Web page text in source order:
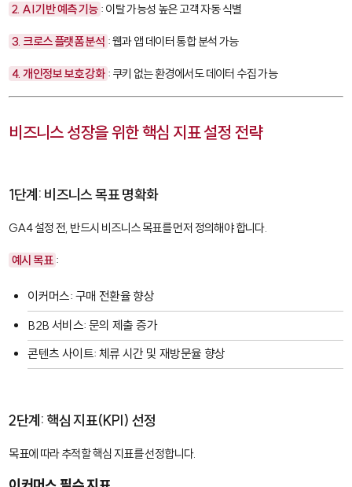
2. AI 기반 예측 기능 : 이탈 가능성 높은 고객 자동 식별
3. 크로스 플랫폼 분석 : 웹과 앱 데이터 통합 분석 가능
4. 개인정보 보호 강화 : 쿠키 없는 환경에서도 데이터 수집 가능
비즈니스 성장을 위한 핵심 지표 설정 전략
1단계: 비즈니스 목표 명확화
GA4 설정 전, 반드시 비즈니스 목표를 먼저 정의해야 합니다.
예시 목표 :
이커머스: 구매 전환율 향상
B2B 서비스: 문의 제출 증가
콘텐츠 사이트: 체류 시간 및 재방문율 향상
2단계: 핵심 지표(KPI) 선정
목표에 따라 추적할 핵심 지표를 선정합니다.